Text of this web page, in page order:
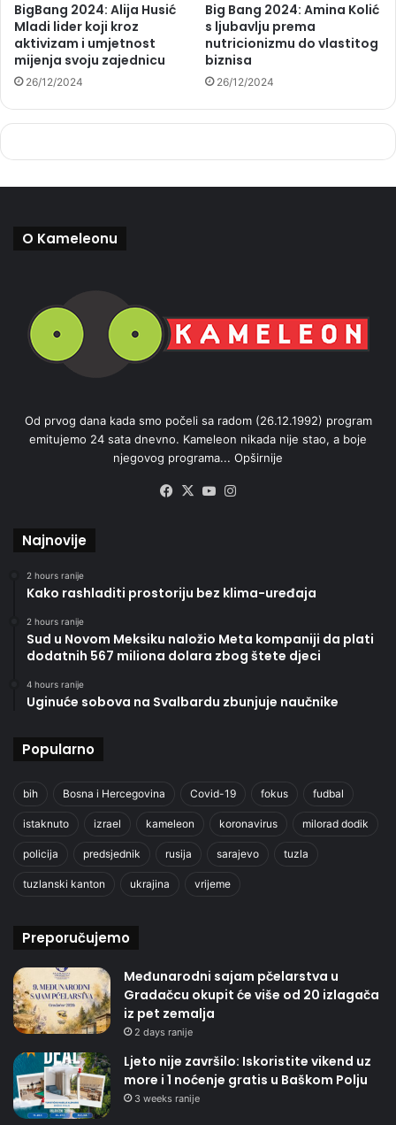
BigBang 2024: Alija Husić
Mladi lider koji kroz
aktivizam i umjetnost
mijenja svoju zajednicu
26/12/2024
Big Bang 2024: Amina Kolić
s ljubavlju prema
nutricionizmu do vlastitog
biznisa
26/12/2024
O Kameleonu
Od prvog dana kada smo počeli sa radom (26.12.1992) program
emitujemo 24 sata dnevno. Kameleon nikada nije stao, a boje
njegovog programa... Opširnije
Facebook
X YouTube
Najnovije
2 hours ranije
Kako rashladiti prostoriju bez klima-uređaja
2 hours ranije
Sud u Novom Meksiku naložio Meta kompaniji da plati
dodatnih 567 miliona dolara zbog štete djeci
4 hours ranije
Uginuće sobova na Svalbardu zbunjuje naučnike
Popularno
bih Bosna i Hercegovina Covid-19 fokus fudbal
istaknuto izrael kameleon koronavirus milorad dodik
policija predsjednik rusija sarajevo tuzla
tuzlanski kanton ukrajina vrijeme
Preporučujemo
Međunarodni sajam pčelarstva u
Gradačcu okupit će više od 20 izlagača
iz pet zemalja
2 days ranije
Ljeto nije završilo: Iskoristite vikend uz
more i 1 noćenje gratis u Baškom Polju
3 weeks ranije